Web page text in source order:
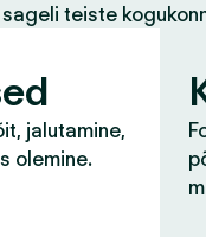
teiste
jalutamine,
olemine.